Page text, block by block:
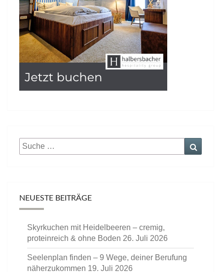
Suche
nach:
NEUESTE BEITRÄGE
Skyrkuchen mit Heidelbeeren – cremig,
proteinreich & ohne Boden 26. Juli 2026
Seelenplan finden – 9 Wege, deiner Berufung
näherzukommen 19. Juli 2026